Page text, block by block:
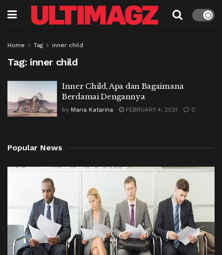
Home Tag inner child
Tag: inner child
Inner Child, Apa dan Bagaimana
Berdamai Dengannya
by Maria Katarina FEBRUARY 4, 2021 0
Popular News